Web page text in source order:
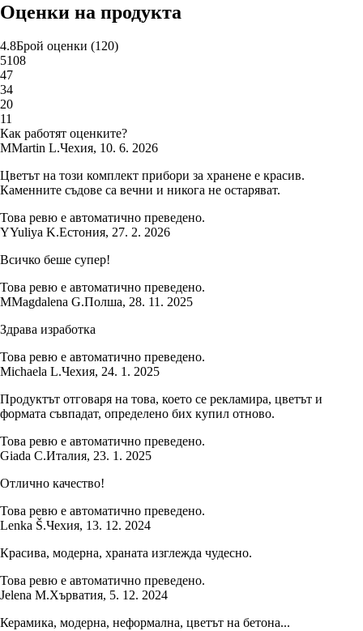
Оценки на продукта
4.8Брой оценки (120)
5108
47
34
20
11
Как работят оценките?
MMartin L.Чехия, 10. 6. 2026
Цветът на този комплект прибори за хранене е красив.
Каменните съдове са вечни и никога не остаряват.
Това ревю е автоматично преведено.
YYuliya K.Естония, 27. 2. 2026
Всичко беше супер!
Това ревю е автоматично преведено.
MMagdalena G.Полша, 28. 11. 2025
Здрава изработка
Това ревю е автоматично преведено.
Michaela L.Чехия, 24. 1. 2025
Продуктът отговаря на това, което се рекламира, цветът и
формата съвпадат, определено бих купил отново.
Това ревю е автоматично преведено.
Giada C.Италия, 23. 1. 2025
Отлично качество!
Това ревю е автоматично преведено.
Lenka Š.Чехия, 13. 12. 2024
Красива, модерна, храната изглежда чудесно.
Това ревю е автоматично преведено.
Jelena M.Хърватия, 5. 12. 2024
Керамика, модерна, неформална, цветът на бетона...